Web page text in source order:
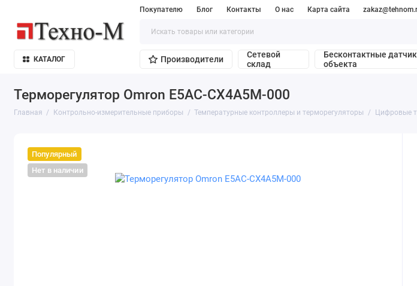
Покупателю Блог Контакты О нас Карта сайта
КАТАЛОГ Производители
Сетевой
склад
Бесконтактные
объекта
Терморегулятор Omron E5AC-CX4A5M-000
Главная Контрольно-измерительные приборы Температурные контроллеры и терморегуляторы Цифровые
Популярный
Нет в наличии